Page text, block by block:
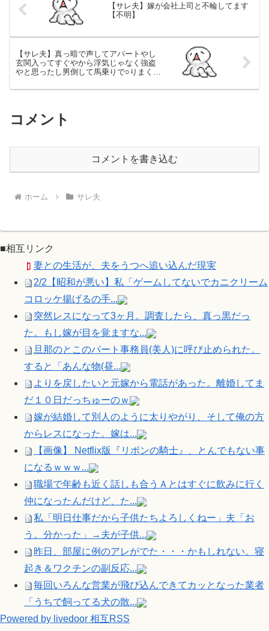
【サレ夫】嫁が会社上司と不輪してます
【不明】
【サレ夫】真っ暗で声してアパートやし
玄関入ってすぐやから浮気じゃなく強盗
やと思ったし男倒して馬乗りで○りまくっ
コメント
コメントを書き込む
ホーム サレ夫
■相互リンク
妻との生活が、夫をうつへ追い込んだ現実
2/2【昭和が悪い】私「ゲームしてないでカニクリーム
コロッケ揚げるの手...
突然レスになって3ヶ月。調査したら、真っ黒だっ
た。もし嫁が目を覚ますな...
旦那のとこのパート事務員(美人)に呼び止められた。
すると「あんな物(昼...
よりを戻したいと元嫁から電話があった。離婚してま
だ１０日だっちゅーのｗ
嫁が結婚して別人のように太りやがり、そして俺の方
からレスになった。嫁は...
【画像】 Netflix版『リボンの騎士』、とんでもない事
になるｗｗｗ...
職場で年齢も近く話しも合うＡとはすぐに飲みに行く
仲になったんだけど、た...
私「明日仕事だから子供たちよろしくねー」夫「お
う。分かった」→夫が子供...
昨日、部屋に例のアレがでた・・・かもしれない。寝
起き＆ワクチンの副反応...
毎回いろんな営業が飛び込んできてカッとなった業者
「うちで飼ってる犬の散...
Powered by livedoor 相互RSS